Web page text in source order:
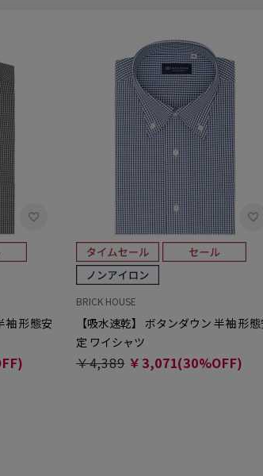
袖 形態安
BRICK HOUSE
【吸水速乾】 ボタンダウン 半袖 形
定 ワイシャツ
￥4,389 ￥3,071(30%OFF)